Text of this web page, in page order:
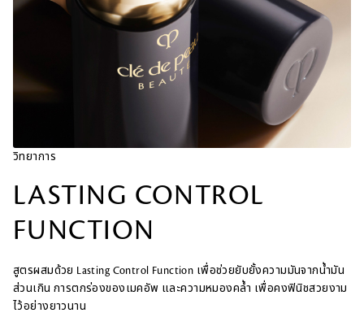
วิทยาการ
LASTING CONTROL
FUNCTION
สูตรผสมด้วย Lasting Control Function เพื่อช่วยยับยั้งความมันจากน้ำมัน
ส่วนเกิน การตกร่องของเมคอัพ และความหมองคล้ำ เพื่อคงฟินิชสวยงาม
ไว้อย่างยาวนาน